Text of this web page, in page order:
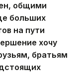
общими
больших
на пути
хочу
братьям